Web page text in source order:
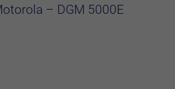
– DGM 5000E